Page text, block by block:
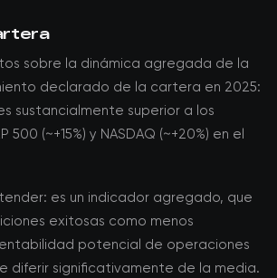
sobre la dinámica agregada de la
declarado de la cartera en 2025:
sustancialmente superior a los
500 (~+15%) y NASDAQ (~+20%) en el
es un indicador agregado, que
exitosas como menos
potencial de operaciones
diferir significativamente de la media.